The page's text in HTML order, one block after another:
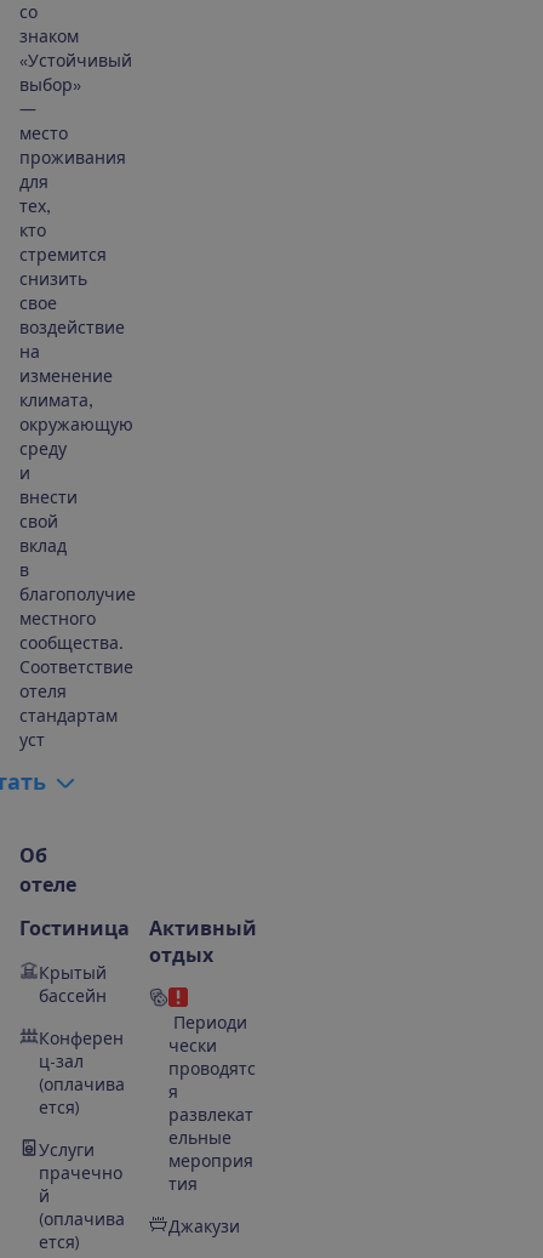
со
знаком
«Устойчивый
выбор»
—
место
проживания
для
тех,
кто
стремится
снизить
свое
воздействие
на
изменение
климата,
окружающую
среду
и
внести
свой
вклад
в
благополучие
местного
сообщества.
Соответствие
отеля
стандартам
уст
ать
Об
отеле
Гостиница
Крытый
бассейн
Конферен
ц-зал
(оплачива
ется)
Услуги
прачечно
й
(оплачива
ется)
Активный
отдых
Периоди
чески
проводятс
я
развлекат
ельные
мероприя
тия
Джакузи